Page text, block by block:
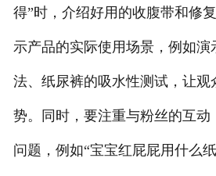
得”时，介绍好用的收腹带和修
示产品的实际使用场景，例如演
法、纸尿裤的吸水性测试，让观
势。同时，要注重与粉丝的互动
问题，例如“宝宝红屁屁用什么